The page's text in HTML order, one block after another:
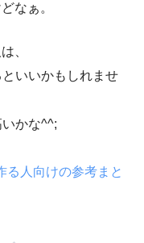
なぁ。
、
いいかもしれませ
かな^^;
る人向けの参考まと